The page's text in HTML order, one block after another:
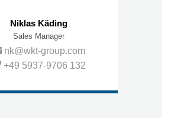
Niklas Käding
Sales Manager
nk@wkt-group.com
+49 5937-9706 132